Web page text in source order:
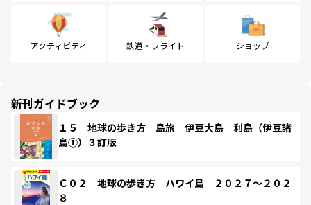
アクティビティ 鉄道・フライト ショップ
新刊ガイドブック
１５ 地球の歩き方 島旅 伊豆大島 利島（伊豆諸
島①）３訂版
Ｃ０２ 地球の歩き方 ハワイ島 ２０２７～２０２
８